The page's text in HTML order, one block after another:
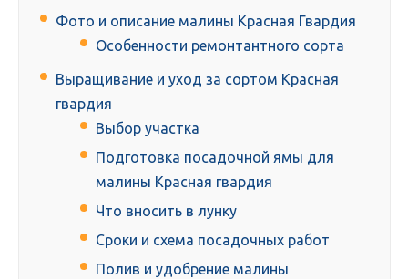
Фото и описание малины Красная Гвардия
Особенности ремонтантного сорта
Выращивание и уход за сортом Красная
гвардия
Выбор участка
Подготовка посадочной ямы для
малины Красная гвардия
Что вносить в лунку
Сроки и схема посадочных работ
Полив и удобрение малины